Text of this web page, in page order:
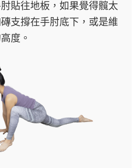
貼往地板，如果覺得髖太
支撐在手肘底下，或是維
度。